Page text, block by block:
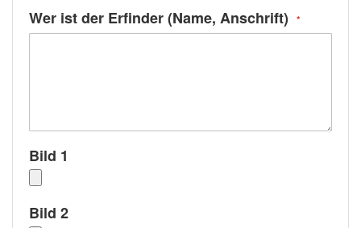
Wer ist der Erfinder (Name, Anschrift)
Bild 1
Bild 2